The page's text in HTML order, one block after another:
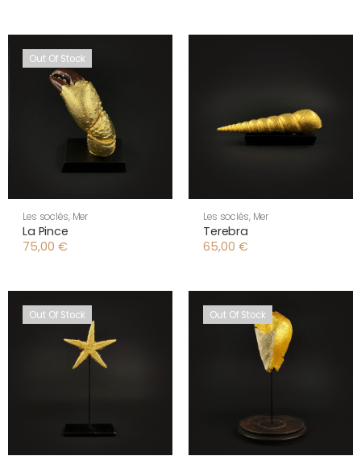
Out Of Stock
Les soclés, Mer
La Pince
75,00 €
Les soclés, Mer
Terebra
65,00 €
Out Of Stock Out Of Stock